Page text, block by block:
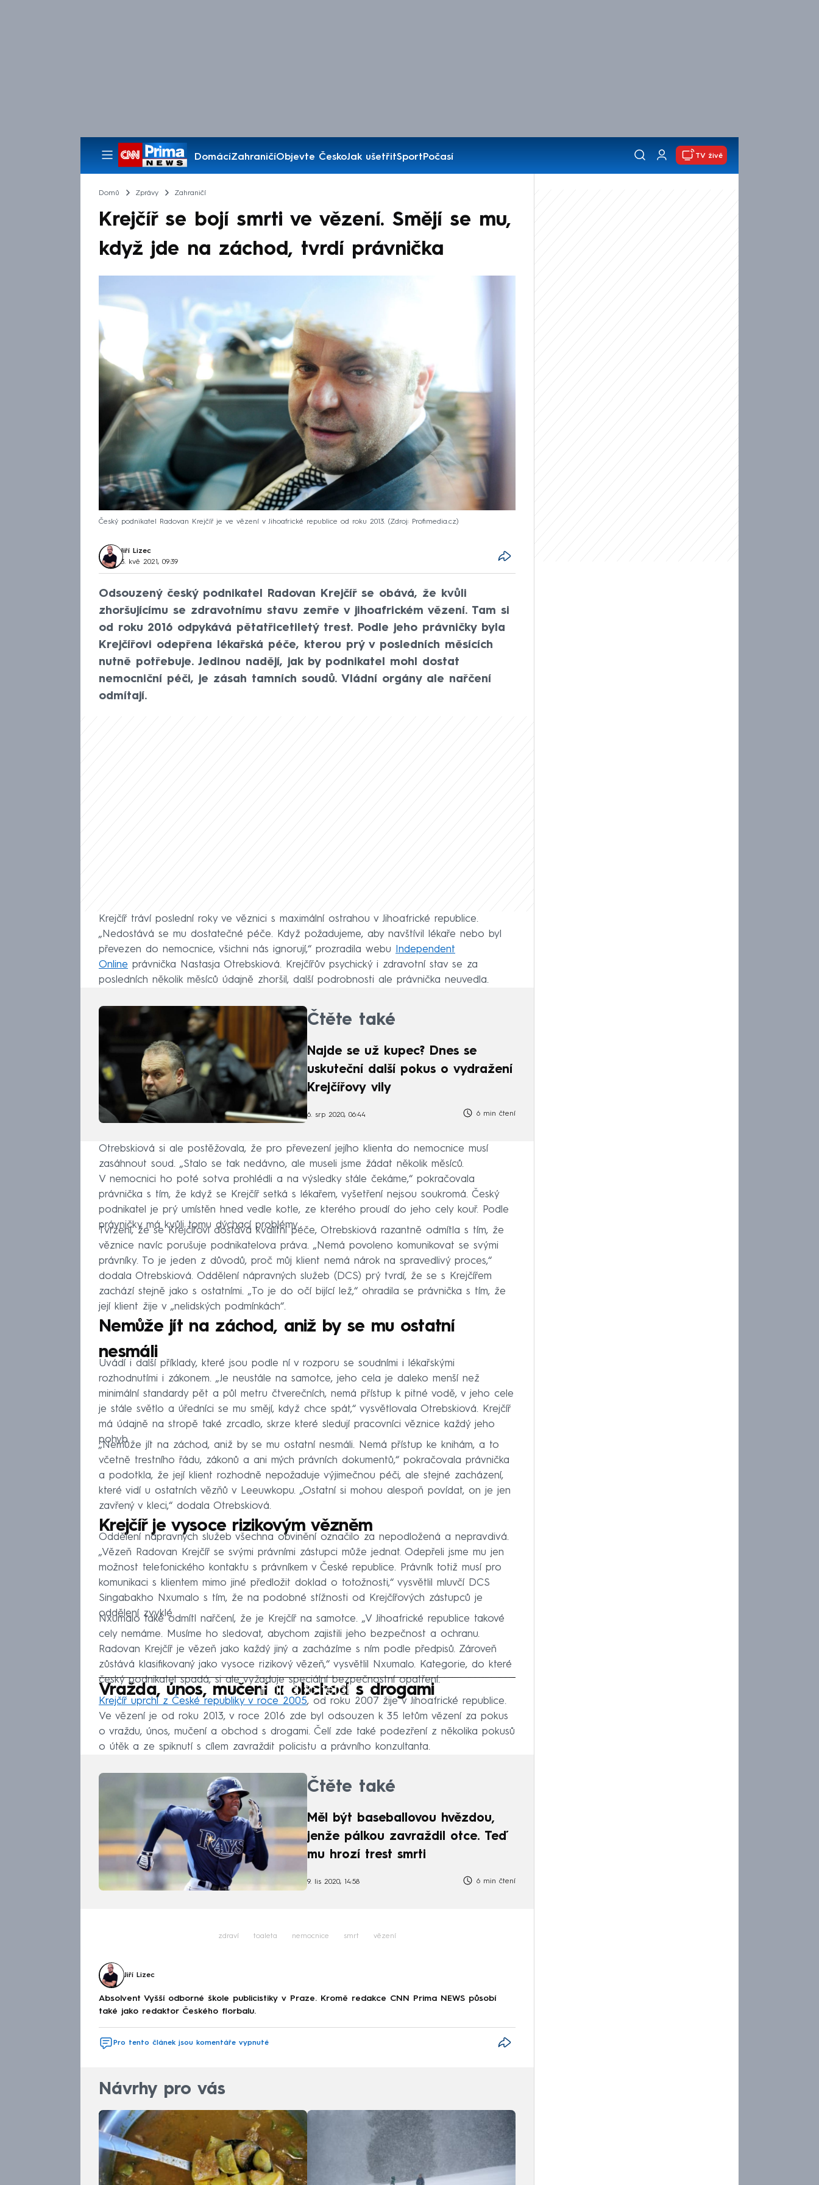
DomácíZahraničíObjevte ČeskoJak ušetřitSportPočasí
Pořady
TV živě
Domů Zprávy Zahraničí
Krejčíř se bojí smrti ve vězení. Smějí se mu,
když jde na záchod, tvrdí právnička
Český podnikatel Radovan Krejčíř je ve vězení v Jihoafrické republice od roku 2013. Zdroj: Profimedia.cz
Jiří Lizec
3. kvě 2021, 09:39
Odsouzený český podnikatel Radovan Krejčíř se obává, že kvůli
zhoršujícímu se zdravotnímu stavu zemře v jihoafrickém vězení. Tam si
od roku 2016 odpykává pětatřicetiletý trest. Podle jeho právničky byla
Krejčířovi odepřena lékařská péče, kterou prý v posledních měsících
nutně potřebuje. Jedinou nadějí, jak by podnikatel mohl dostat
nemocniční péči, je zásah tamních soudů. Vládní orgány ale nařčení
odmítají.
Krejčíř tráví poslední roky ve věznici s maximální ostrahou v Jihoafrické republice.
„Nedostává se mu dostatečné péče. Když požadujeme, aby navštívil lékaře nebo byl
převezen do nemocnice, všichni nás ignorují,“ prozradila webu
Independent
Online právnička Nastasja Otrebskiová. Krejčířův psychický i zdravotní stav se za
posledních několik měsíců údajně zhoršil, další podrobnosti ale právnička neuvedla.
Čtěte také
Najde se už kupec? Dnes se
uskuteční další pokus o vydražení
Krejčířovy vily
6. srp 2020, 06:44 6 min čtení
Otrebskiová si ale postěžovala, že pro převezení jejího klienta do nemocnice musí
zasáhnout soud. „Stalo se tak nedávno, ale museli jsme žádat několik měsíců.
V nemocnici ho poté sotva prohlédli a na výsledky stále čekáme,“ pokračovala
právnička s tím, že když se Krejčíř setká s lékařem, vyšetření nejsou soukromá. Český
podnikatel je prý umístěn hned vedle kotle, ze kterého proudí do jeho cely kouř. Podle
právničky má kvůli tomu dýchací problémy.
Tvrzení, že se Krejčířovi dostává kvalitní péče, Otrebskiová razantně odmítla s tím, že
věznice navíc porušuje podnikatelova práva. „Nemá povoleno komunikovat se svými
právníky. To je jeden z důvodů, proč můj klient nemá nárok na spravedlivý proces,“
dodala Otrebskiová. Oddělení nápravných služeb (DCS) prý tvrdí, že se s Krejčířem
zachází stejně jako s ostatními. „To je do očí bijící lež,“ ohradila se právnička s tím, že
její klient žije v „nelidských podmínkách“.
Nemůže jít na záchod, aniž by se mu ostatní
nesmáli
Uvádí i další příklady, které jsou podle ní v rozporu se soudními i lékařskými
rozhodnutími i zákonem. „Je neustále na samotce, jeho cela je daleko menší než
minimální standardy pět a půl metru čtverečních, nemá přístup k pitné vodě, v jeho cele
je stále světlo a úředníci se mu smějí, když chce spát,“ vysvětlovala Otrebskiová. Krejčíř
má údajně na stropě také zrcadlo, skrze které sledují pracovníci věznice každý jeho
pohyb.
„Nemůže jít na záchod, aniž by se mu ostatní nesmáli. Nemá přístup ke knihám, a to
včetně trestního řádu, zákonů a ani mých právních dokumentů,“ pokračovala právnička
a podotkla, že její klient rozhodně nepožaduje výjimečnou péči, ale stejné zacházení,
které vidí u ostatních vězňů v Leeuwkopu. „Ostatní si mohou alespoň povídat, on je jen
zavřený v kleci,“ dodala Otrebskiová.
Krejčíř je vysoce rizikovým vězněm
Oddělení nápravných služeb všechna obvinění označilo za nepodložená a nepravdivá.
„Vězeň Radovan Krejčíř se svými právními zástupci může jednat. Odepřeli jsme mu jen
možnost telefonického kontaktu s právníkem v České republice. Právník totiž musí pro
komunikaci s klientem mimo jiné předložit doklad o totožnosti,“ vysvětlil mluvčí DCS
Singabakho Nxumalo s tím, že na podobné stížnosti od Krejčířových zástupců je
oddělení zvyklé.
Nxumalo také odmítl nařčení, že je Krejčíř na samotce. „V Jihoafrické republice takové
cely nemáme. Musíme ho sledovat, abychom zajistili jeho bezpečnost a ochranu.
Radovan Krejčíř je vězeň jako každý jiný a zacházíme s ním podle předpisů. Zároveň
zůstává klasifikovaný jako vysoce rizikový vězeň,“ vysvětlil Nxumalo. Kategorie, do které
český podnikatel spadá, si ale vyžaduje speciální bezpečnostní opatření.
Failed to fetch
Vražda, únos, mučení a obchod s drogami
Krejčíř uprchl z České republiky v roce 2005, od roku 2007 žije v Jihoafrické republice.
Ve vězení je od roku 2013, v roce 2016 zde byl odsouzen k 35 letům vězení za pokus
o vraždu, únos, mučení a obchod s drogami. Čelí zde také podezření z několika pokusů
o útěk a ze spiknutí s cílem zavraždit policistu a právního konzultanta.
Čtěte také
Měl být baseballovou hvězdou,
jenže pálkou zavraždil otce. Teď
mu hrozí trest smrti
9. lis 2020, 14:58 6 min čtení
zdraví toaleta nemocnice smrt vězení
Jiří Lizec
Absolvent Vyšší odborné škole publicistiky v Praze. Kromě redakce CNN Prima NEWS působí
také jako redaktor Českého florbalu.
Pro tento článek jsou komentáře vypnuté
Návrhy pro vás